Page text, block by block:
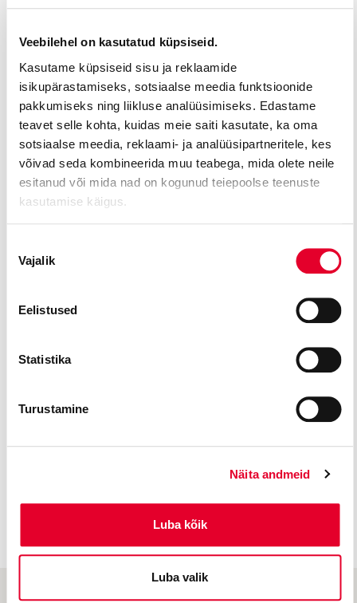
Veebilehel on kasutatud küpsiseid.
Kasutame küpsiseid sisu ja reklaamide
isikupärastamiseks, sotsiaalse meedia funktsioonide
pakkumiseks ning liikluse analüüsimiseks. Edastame
teavet selle kohta, kuidas meie saiti kasutate, ka oma
sotsiaalse meedia, reklaami- ja analüüsipartneritele, kes
võivad seda kombineerida muu teabega, mida olete neile
esitanud või mida nad on kogunud teiepoolse teenuste
kasutamise käigus.
valik
Vajalik
Eelistused
Statistika
Turustamine
Näita andmeid
Luba kõik
Luba valik
Sissepääs teatri peauksest.
Aadress: Estonia puiestee 4
Pilet: 10 eurot. Osta saab kohapealt.
Tasuta külastusõigus eelkooliealised lapsed kuni seitsmenda
Ratastoolis külastaja saab liigelda nii Valgesse saali kui ka
teatrisaali liftiga.
Lisainfo: www.opera.ee
teatrimajas inglise keeles: tours@opera.ee